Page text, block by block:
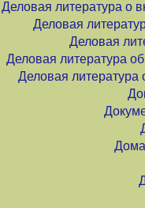
Деловая литература о
Деловая
Деловая
Деловая литература
Деловая литература